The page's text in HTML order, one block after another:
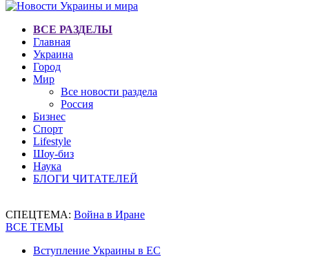
ВСЕ РАЗДЕЛЫ
Главная
Украина
Город
Мир
Все новости раздела
Россия
Бизнес
Спорт
Lifestyle
Шоу-биз
Наука
БЛОГИ ЧИТАТЕЛЕЙ
СПЕЦТЕМА: Война в Иране
ВСЕ ТЕМЫ
Вступление Украины в ЕС